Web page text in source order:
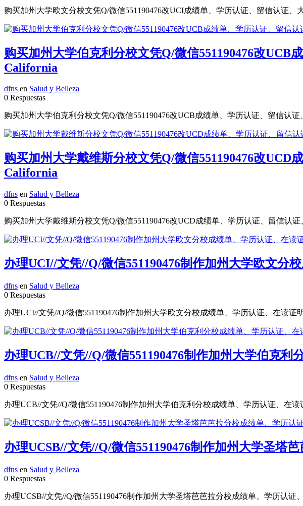
购买加州大学欧文分校文凭Q/微信551190476改UCI成绩单、学历认证、留信认证、
购买加州大学伯克利分校文凭Q/微信551190476改
California
dfns en Salud y Belleza
0 Respuestas
购买加州大学伯克利分校文凭Q/微信551190476改UCB成绩单、学历认证、留信认
购买加州大学戴维斯分校文凭Q/微信551190476改
California
dfns en Salud y Belleza
0 Respuestas
购买加州大学戴维斯分校文凭Q/微信551190476改UCD成绩单、学历认证、留信认
办理UCI//文凭//Q/微信551190476制作加州大学欧文
dfns en Salud y Belleza
0 Respuestas
办理UCI//文凭//Q/微信551190476制作加州大学欧文分校成绩单、学历认证、在读证
办理UCB//文凭//Q/微信551190476制作加州大学伯克
dfns en Salud y Belleza
0 Respuestas
办理UCB//文凭//Q/微信551190476制作加州大学伯克利分校成绩单、学历认证、在读
办理UCSB//文凭//Q/微信551190476制作加州大学圣塔
dfns en Salud y Belleza
0 Respuestas
办理UCSB//文凭//Q/微信551190476制作加州大学圣塔芭芭拉分校成绩单、学历认证